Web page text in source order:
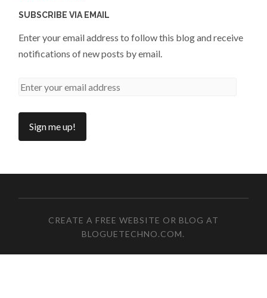
SUBSCRIBE VIA EMAIL
Enter your email address to follow this blog and receive
notifications of new posts by email.
CREATE A FREE WEBSITE OR BLOG AT
BLOGUETECHNO.COM.